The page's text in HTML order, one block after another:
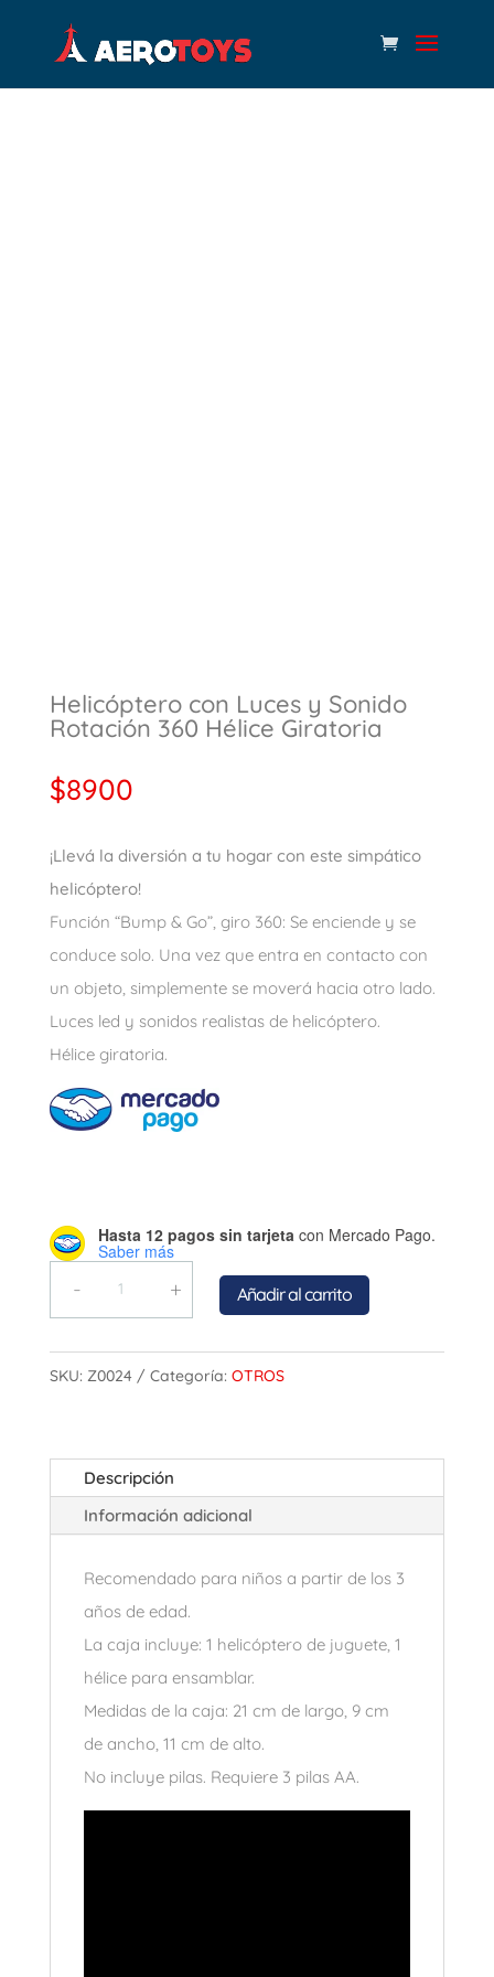
Helicóptero con Luces y Sonido
Rotación 360 Hélice Giratoria
$8900
¡Llevá la diversión a tu hogar con este simpático
helicóptero!
Función “Bump & Go”, giro 360: Se enciende y se
conduce solo. Una vez que entra en contacto con
un objeto, simplemente se moverá hacia otro lado.
Luces led y sonidos realistas de helicóptero.
Hélice giratoria.
Hasta 12 pagos sin tarjeta con Mercado Pago.
Saber más
Añadir al carrito
SKU: Z0024 Categoría: OTROS
Descripción
Información adicional
Recomendado para niños a partir de los 3
años de edad.
La caja incluye: 1 helicóptero de juguete, 1
hélice para ensamblar.
Medidas de la caja: 21 cm de largo, 9 cm
de ancho, 11 cm de alto.
No incluye pilas. Requiere 3 pilas AA.